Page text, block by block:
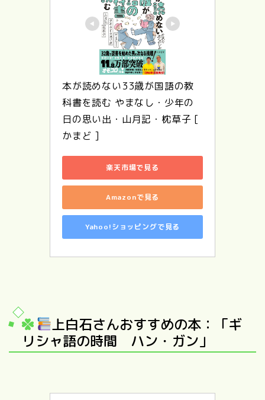
本が読めない33歳が国語の教
科書を読む やまなし・少年の
日の思い出・山月記・枕草子 [
かまど ]
楽天市場で見る
Amazonで見る
Yahoo!ショッピングで見る
上白石さんおすすめの本：「ギ
リシャ語の時間 ハン・ガン」